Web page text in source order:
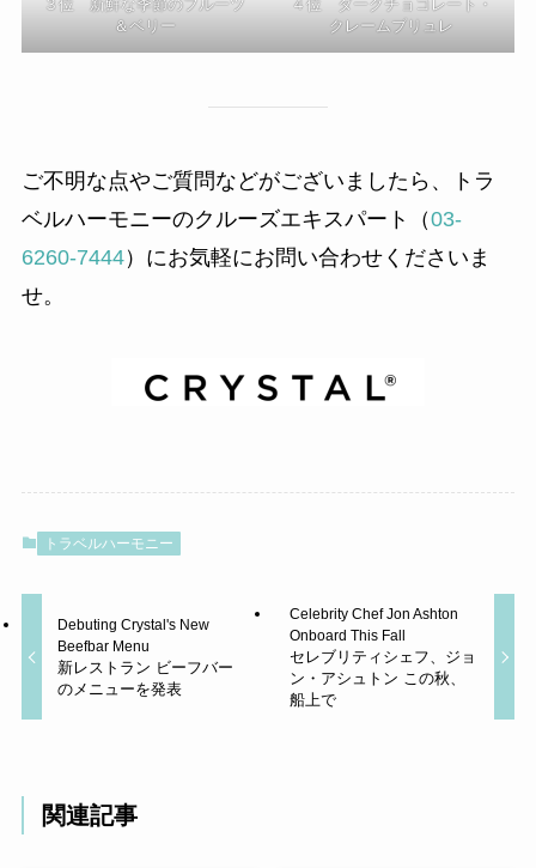
３位 新鮮な季節のフルーツ
＆ベリー
４位 ダークチョコレート・
クレームブリュレ
ご不明な点やご質問などがございましたら、トラ
ベルハーモニーのクルーズエキスパート（03-
6260-7444）にお気軽にお問い合わせくださいま
せ。
トラベルハーモニー
Debuting Crystal's New
Beefbar Menu
新レストラン ビーフバー
のメニューを発表
Celebrity Chef Jon Ashton
Onboard This Fall
セレブリティシェフ、ジョ
ン・アシュトン この秋、
船上で
関連記事